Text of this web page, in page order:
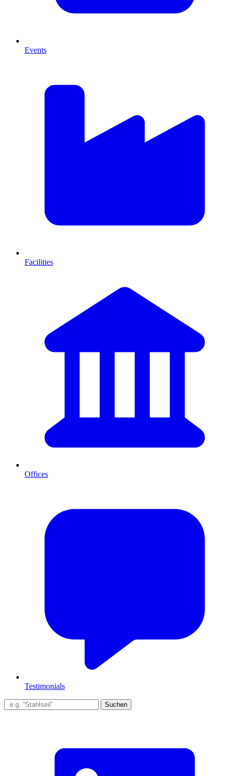
Events
Facilities
Offices
Testimonials
Suchen